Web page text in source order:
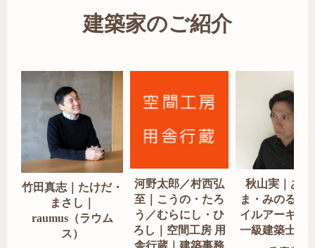
建築家のご紹介
竹田真志｜たけだ・
まさし｜
raumus（ラウム
ス）
河野太郎／村西弘
至｜こうの・たろ
う／むらにし・ひ
ろし｜空間工房 用
舎行蔵｜建築事務
秋山実｜あき
ま・みのる｜
イルアーキテ
一級建築士事